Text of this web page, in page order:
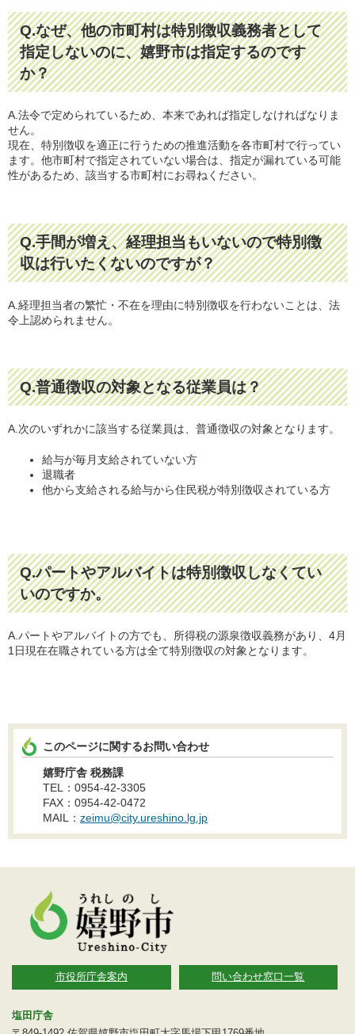
Q.なぜ、他の市町村は特別徴収義務者として
指定しないのに、嬉野市は指定するのです
か？
A.法令で定められているため、本来であれば指定しなければなりま
せん。
現在、特別徴収を適正に行うための推進活動を各市町村で行ってい
ます。他市町村で指定されていない場合は、指定が漏れている可能
性があるため、該当する市町村にお尋ねください。
Q.手間が増え、経理担当もいないので特別徴
収は行いたくないのですが？
A.経理担当者の繁忙・不在を理由に特別徴収を行わないことは、法
令上認められません。
Q.普通徴収の対象となる従業員は？
A.次のいずれかに該当する従業員は、普通徴収の対象となります。
給与が毎月支給されていない方
退職者
他から支給される給与から住民税が特別徴収されている方
Q.パートやアルバイトは特別徴収しなくてい
いのですか。
A.パートやアルバイトの方でも、所得税の源泉徴収義務があり、4月
1日現在在職されている方は全て特別徴収の対象となります。
このページに関するお問い合わせ
嬉野庁舎 税務課
TEL：0954-42-3305
FAX：0954-42-0472
MAIL： zeimu@city.ureshino.lg.jp
市役所庁舎案内 問い合わせ窓口一覧
塩田庁舎